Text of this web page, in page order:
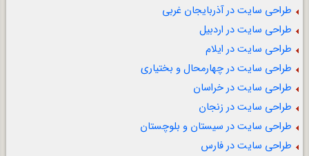
طراحی سایت در آذربایجان غربی
طراحی سایت در اردبیل
طراحی سایت در ایلام
طراحی سایت در چهارمحال و بختیاری
طراحی سایت در خراسان
طراحی سایت در زنجان
طراحی سایت در سیستان و بلوچستان
طراحی سایت در فارس